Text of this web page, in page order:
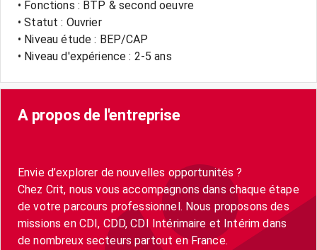
• Fonctions : BTP & second oeuvre
• Statut : Ouvrier
• Niveau étude : BEP/CAP
• Niveau d'expérience : 2-5 ans
A propos de l'entreprise
Envie d’explorer de nouvelles opportunités ?
Chez Crit, nous vous accompagnons dans chaque étape
de votre parcours professionnel. Nous proposons des
missions en CDI, CDD, CDI Intérimaire et Intérim dans
de nombreux secteurs partout en France.